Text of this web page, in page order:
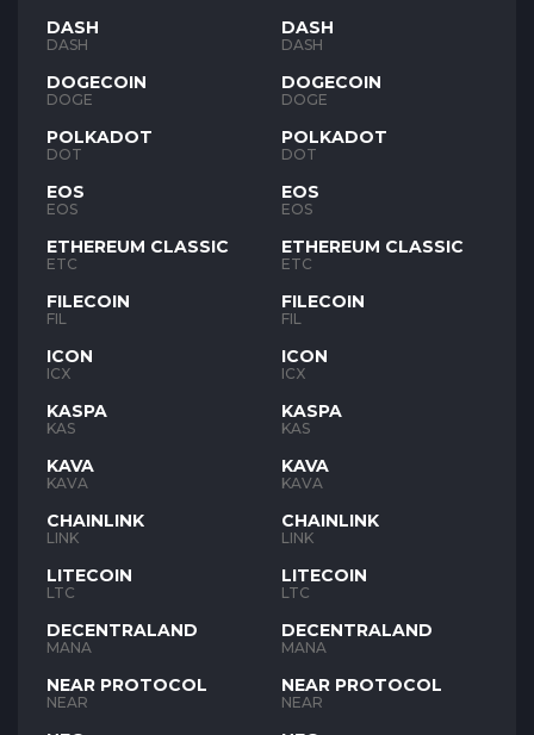
DASH
DASH
DOGECOIN
DOGE
POLKADOT
DOT
EOS
EOS
ETHEREUM CLASSIC
ETC
FILECOIN
FIL
ICON
ICX
KASPA
KAS
KAVA
KAVA
CHAINLINK
LINK
LITECOIN
LTC
DECENTRALAND
MANA
NEAR PROTOCOL
NEAR
DASH
DASH
DOGECOIN
DOGE
POLKADOT
DOT
EOS
EOS
ETHEREUM CLASSIC
ETC
FILECOIN
FIL
ICON
ICX
KASPA
KAS
KAVA
KAVA
CHAINLINK
LINK
LITECOIN
LTC
DECENTRALAND
MANA
NEAR PROTOCOL
NEAR